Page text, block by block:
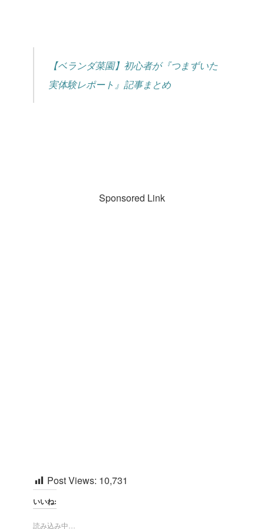
【ベランダ菜園】初心者が『つまずいた
実体験レポート』記事まとめ
Sponsored Link
Post Views: 10,731
いいね:
読み込み中…